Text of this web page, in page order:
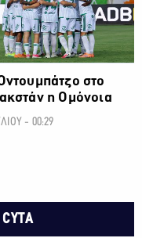
στο
η Ομόνοια
- 00:29